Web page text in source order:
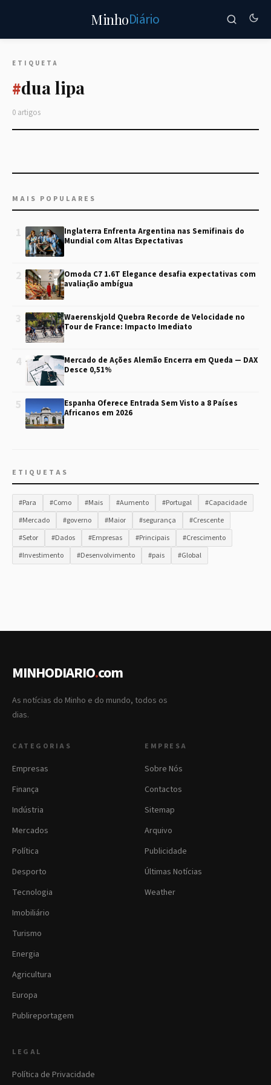
MinhoDiário
ETIQUETA
#dua lipa
0 artigos
MAIS POPULARES
1
Inglaterra Enfrenta Argentina nas Semifinais do
Mundial com Altas Expectativas
2
Omoda C7 1.6T Elegance desafia expectativas com
avaliação ambígua
3
Waerenskjold Quebra Recorde de Velocidade no
Tour de France: Impacto Imediato
4
Mercado de Ações Alemão Encerra em Queda — DAX
Desce 0,51%
5
Espanha Oferece Entrada Sem Visto a 8 Países
Africanos em 2026
ETIQUETAS
#Para #Como #Mais #Aumento #Portugal
#Capacidade
#Mercado
#governo #Maior #segurança
#Crescente
#Setor
#Dados #Empresas #Principais
#Crescimento
#Investimento
#Desenvolvimento #pais #Global
MINHODIARIO.com
As notícias do Minho e do mundo, todos os
dias.
CATEGORIAS
Empresas
Finança
Indústria
Mercados
Política
Desporto
Tecnologia
Imobiliário
Turismo
Energia
Agricultura
Europa
Publireportagem
EMPRESA
Sobre Nós
Contactos
Sitemap
Arquivo
Publicidade
Últimas Notícias
Weather
LEGAL
Política de Privacidade